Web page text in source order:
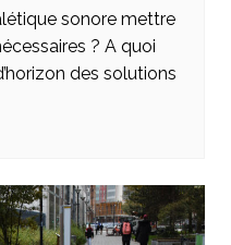
sonore mettre
? A quoi
des solutions